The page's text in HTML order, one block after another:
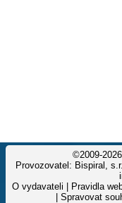
©2009-
Provozovatel: Bispiral,
O vydavateli
Pravidla
Spravovat